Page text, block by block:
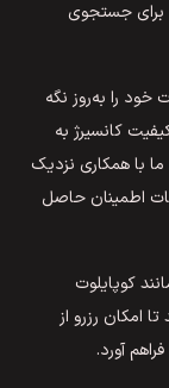
برای جستجوی
خود را به‌روز نگه
کانسیرژ به
با همکاری نزدیک
اطمینان حاصل
کوپایلوت
امکان رزرو از
آورد.